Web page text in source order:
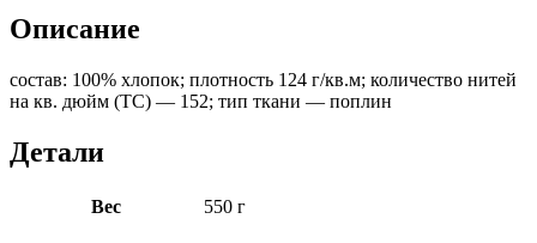
Описание
состав: 100% хлопок; плотность 124 г/кв.м; количество нитей
на кв. дюйм (TC) — 152; тип ткани — поплин
Детали
Вес 550 г